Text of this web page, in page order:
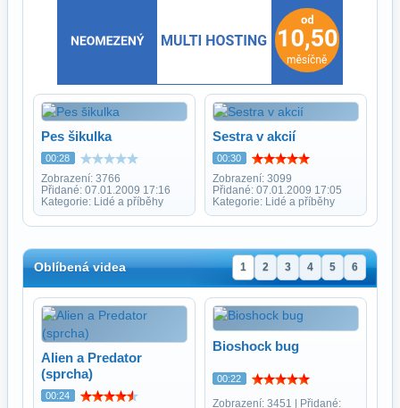
Pes šikulka
00:28
Zobrazení: 3766
Přidané: 07.01.2009 17:16
Kategorie: Lidé a příběhy
Sestra v akcií
00:30
Zobrazení: 3099
Přidané: 07.01.2009 17:05
Kategorie: Lidé a příběhy
Oblíbená videa 1 2 3 4 5 6
Alien a Predator
(sprcha)
00:24
Bioshock bug
00:22
Zobrazení: 3451 | Přidané: